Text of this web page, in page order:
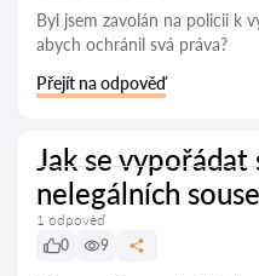
Byl jsem zavolán na policii k
abych ochránil svá práva?
Přejít na odpověď
Jak se
nelegálních
1 odpověď
0
9